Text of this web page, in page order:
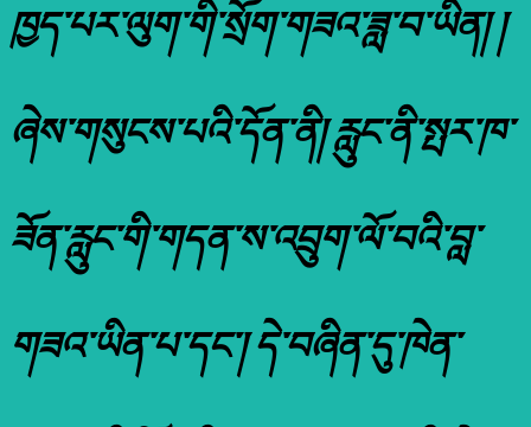
ཁྱད་པར་ལུག་གི་སྲོག་གཟའ་ཟླ་བ་ཡིན། །
ཞེས་གསུངས་པའི་དོན་ནི། རླུང་ནི་སྤར་ཁ་
ཟོན་རླུང་གི་གདན་ས་འབྲུག་ལོ་བའི་བླ་
གཟའ་ཡིན་པ་དང་། དེ་བཞིན་དུ་ཁེན་